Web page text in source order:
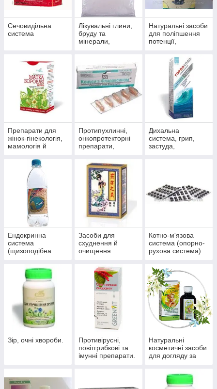
Сечовидільна
система
Лікувальні глини,
бруду та
мінерали,
концентрати для
прийняття ванн.
Натуральні засоби
для поліпшення
потенції,
чоловічого
здоров'я
Препарати для
жінок-гінекологія,
мамологія й
Протипухлинні,
онкопротекторні
препарати,
Дихальна
система, грип,
застуда,
Ендокринна
система
(щизоподібна
діабет)
Засоби для
схуднення й
очищення
Котно-м'язова
система (опорно-
рухова система)
Зір, очні хвороби.
Противірусні,
повітгрибкові та
імунні препарати.
Натуральні
косметичні засоби
для догляду за